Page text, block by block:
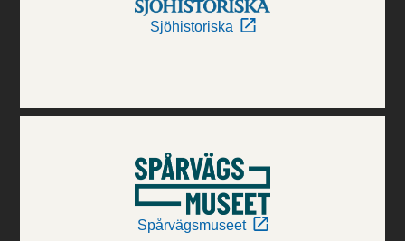
Sjöhistoriska
Spårvägsmuseet